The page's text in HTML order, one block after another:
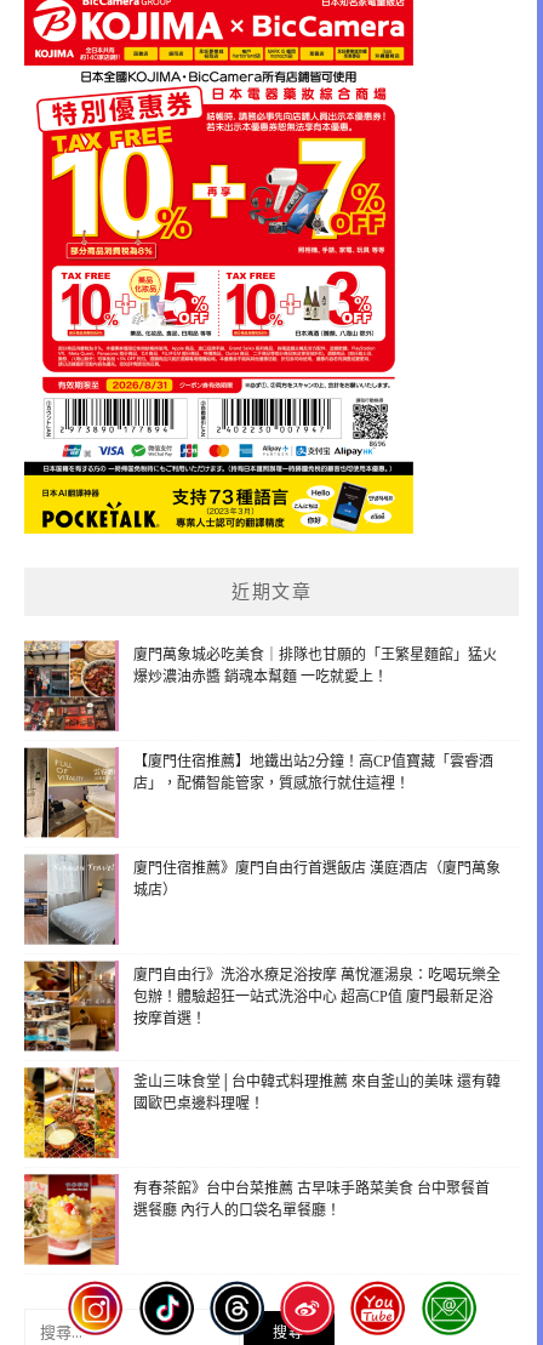
近期文章
廈門萬象城必吃美食｜排隊也甘願的「王繁星麵館」猛火
爆炒濃油赤醬 銷魂本幫麵 一吃就愛上！
【廈門住宿推薦】地鐵出站2分鐘！高CP值寶藏「雲睿酒
店」，配備智能管家，質感旅行就住這裡！
廈門住宿推薦》廈門自由行首選飯店 漢庭酒店（廈門萬象
城店）
廈門自由行》洗浴水療足浴按摩 萬悅滙湯泉：吃喝玩樂全
包辦！體驗超狂一站式洗浴中心 超高CP值 廈門最新足浴
按摩首選！
釜山三味食堂│台中韓式料理推薦 來自釜山的美味 還有韓
國歐巴桌邊料理喔！
有春茶館》台中台菜推薦 古早味手路菜美食 台中聚餐首
選餐廳 內行人的口袋名單餐廳！